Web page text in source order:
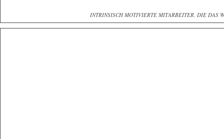
INTRINSISCH MOTIVIERTE MITARBEITER, DIE DAS